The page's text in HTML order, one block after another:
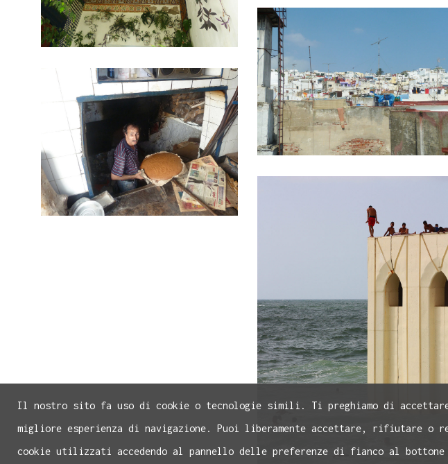
Il nostro sito fa uso di cookie o tecnologie simili. Ti preghiamo di
migliore esperienza di navigazione. Puoi liberamente accettare, rifiutare o
cookie utilizzati accedendo al pannello delle preferenze di fianco al